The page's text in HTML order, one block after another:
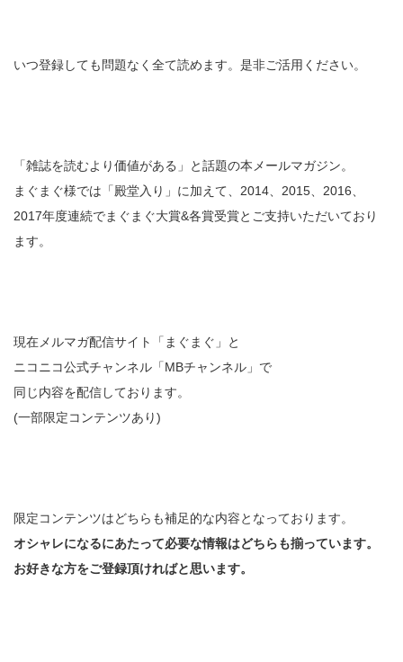
いつ登録しても問題なく全て読めます。是非ご活用ください。
「雑誌を読むより価値がある」と話題の本メールマガジン。
まぐまぐ様では「殿堂入り」に加えて、2014、2015、2016、
2017年度連続でまぐまぐ大賞&各賞受賞とご支持いただいており
ます。
現在メルマガ配信サイト「まぐまぐ」と
ニコニコ公式チャンネル「MBチャンネル」で
同じ内容を配信しております。
(一部限定コンテンツあり)
限定コンテンツはどちらも補足的な内容となっております。
オシャレになるにあたって必要な情報はどちらも揃っています。
お好きな方をご登録頂ければと思います。